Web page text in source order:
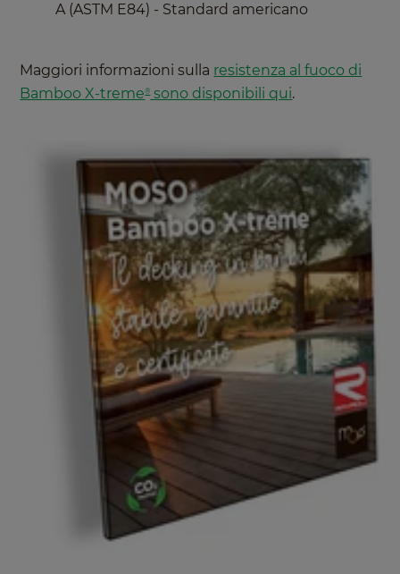
A (ASTM E84) - Standard americano
Maggiori informazioni sulla resistenza al fuoco di
Bamboo X-treme®sono disponibili qui.